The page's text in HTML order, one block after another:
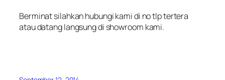
Berminat silahkan hubungi kami di no tlp tertera
atau datang langsung di showroom kami.